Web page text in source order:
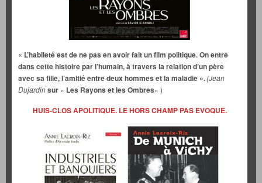
« L’habileté est de ne pas en avoir fait un film politique. On entre
dans cette histoire par l’humain, à travers la relation d’un père
avec sa fille, l’amitié entre deux hommes et la maladie ».(Jean
Dujardinsur « Les Rayons et les Ombres« )
HUIS-CLOS APOLITIQUE. LE HORS CHAMP PAS EVOQUE.